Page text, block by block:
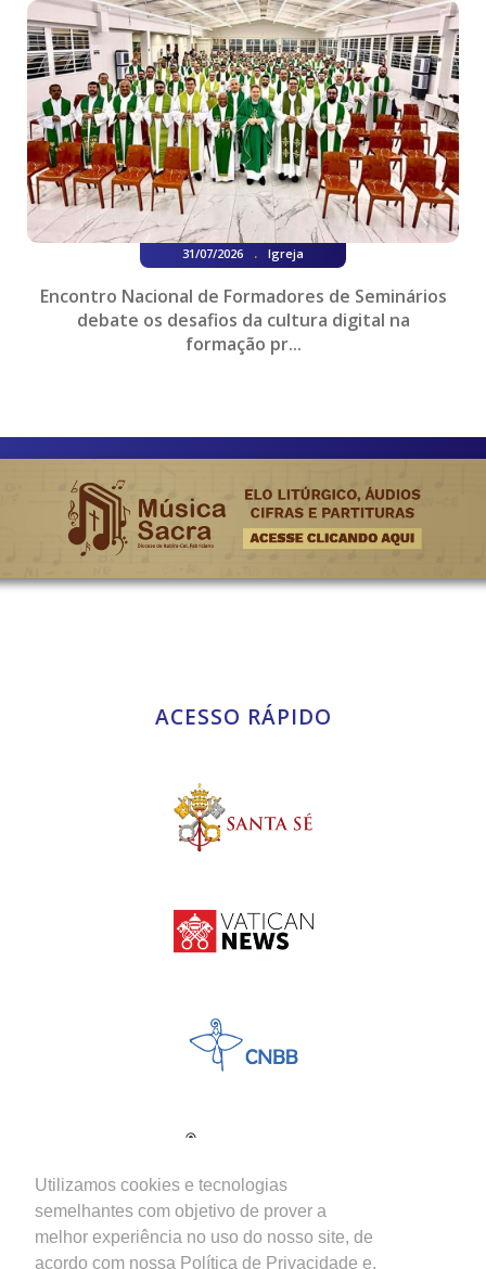
Utilizamos cookies e tecnologias
semelhantes com objetivo de prover a
melhor experiência no uso do nosso site, de
acordo com nossa Política de Privacidade e,
31/07/2026 . Igreja
Encontro Nacional de Formadores de Seminários
debate os desafios da cultura digital na
formação pr...
ACESSO RÁPIDO